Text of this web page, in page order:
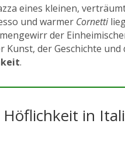
eines kleinen,
und warmer Cornetti
der
Kunst, der Geschichte und
.
in